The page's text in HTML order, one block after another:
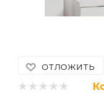
ОТЛОЖИТЬ